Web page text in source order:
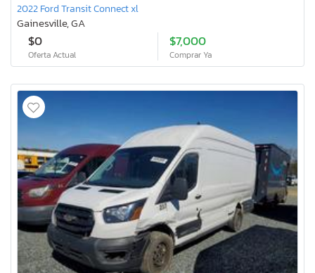
2022 Ford Transit Connect xl
Gainesville, GA
$0
Oferta Actual
$7,000
Comprar Ya